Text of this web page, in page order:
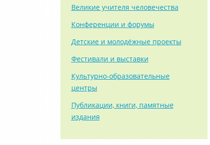
Великие учителя человечества
Конференции и форумы
Детские и молодёжные проекты
Фестивали и выставки
Культурно-образовательные
центры
Публикации, книги, памятные
издания